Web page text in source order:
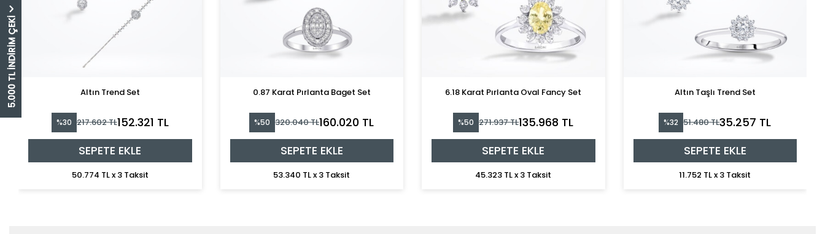
5.000 TL İNDİRİM ÇEKİ Altın Trend Set
%30 217.602 TL152.321 TL
SEPETE EKLE
50.774 TL x 3 Taksit
0.87 Karat Pırlanta Baget Set
%50 320.040 TL160.020 TL
SEPETE EKLE
53.340 TL x 3 Taksit
6.18 Karat Pırlanta Oval Fancy Set
%50 271.937 TL135.968 TL
SEPETE EKLE
45.323 TL x 3 Taksit
Altın Taşlı Trend Set
%32 51.480 TL35.257 TL
SEPETE EKLE
11.752 TL x 3 Taksit